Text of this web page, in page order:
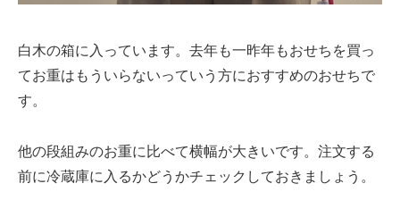
白木の箱に入っています。去年も一昨年もおせちを買っ
てお重はもういらないっていう方におすすめのおせちで
す。
他の段組みのお重に比べて横幅が大きいです。注文する
前に冷蔵庫に入るかどうかチェックしておきましょう。